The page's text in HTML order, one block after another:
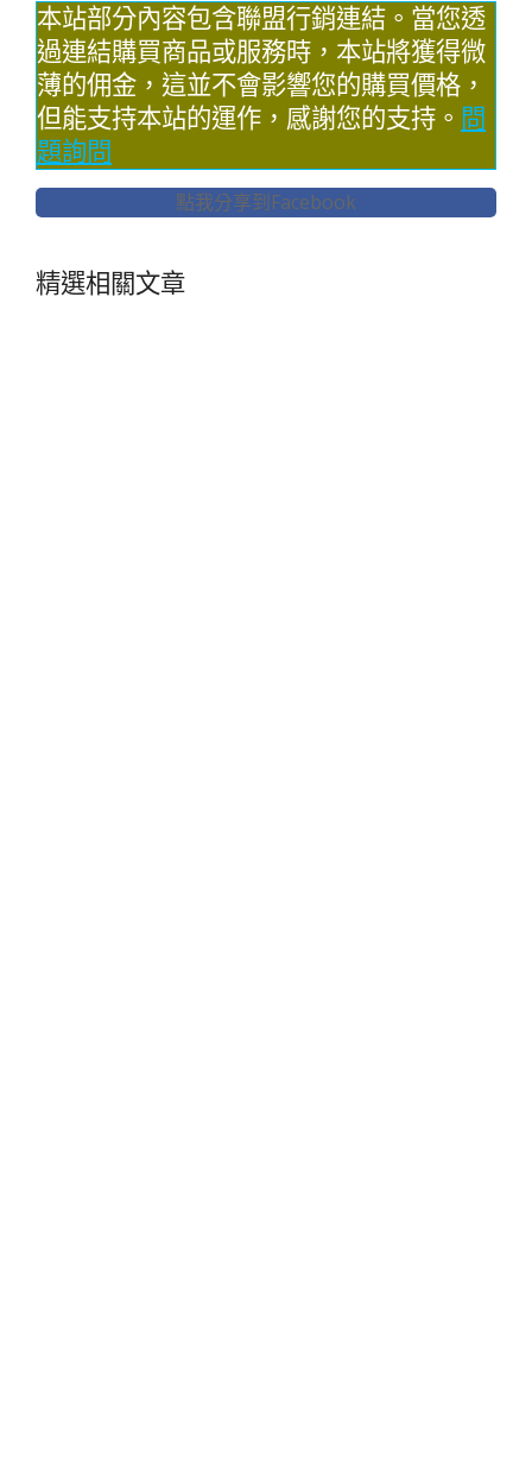
本站部分內容包含聯盟行銷連結。當您透
過連結購買商品或服務時，本站將獲得微
薄的佣金，這並不會影響您的購買價格，
但能支持本站的運作，感謝您的支持。 問
題詢問
點我分享到Facebook
精選相關文章